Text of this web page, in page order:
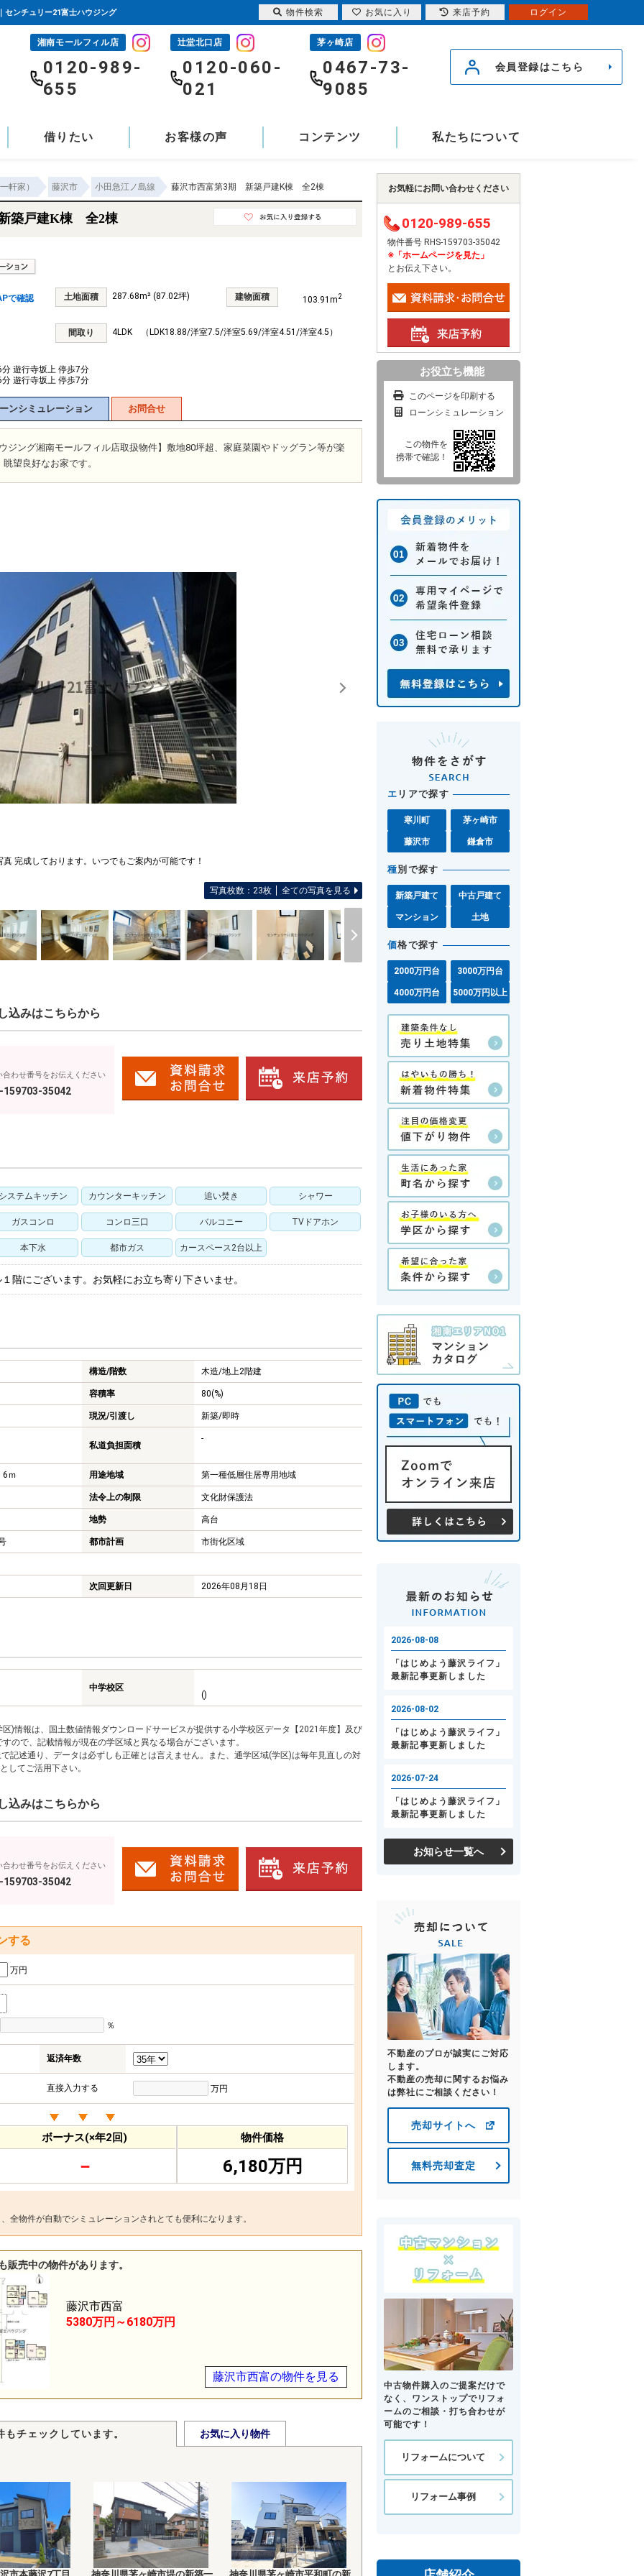
ンチュリー21富士ハウジング
湘南モールフィル店
0120-989-
655
辻堂北口店
0120-060-
021
茅ヶ崎店
0467-73-
9085
会員登録はこちら
借りたい お客様の声 コンテンツ 私たちについて
軒家） 藤沢市 小田急江ノ島線 藤沢市西富第3期 新築戸建K棟 全2棟
築戸建K棟 全2棟
で確認 土地面積 287.68m² (87.02坪) 建物面積 103.91m2
間取り 4LDK （LDK18.88/洋室7.5/洋室5.69/洋室4.51/洋室4.5）
遊行寺坂上 停歩7分
遊行寺坂上 停歩7分
ンシミュレーション お問合せ
ジング湘南モールフィル店取扱物件】敷地80坪超、家庭菜園やドッグラン等が楽
望良好なお家です。
真 完成しております。いつでもご案内が可能です！
写真枚数：23枚 全ての写真を見る
込みはこちらから
合わせ番号をお伝えください
159703-35042
ステムキッチン カウンターキッチン 追い焚き シャワー
ガスコンロ コンロ三口 バルコニー TVドアホン
本下水 都市ガス カースペース2台以上
階にございます。お気軽にお立ち寄り下さいませ。
構造/階数 木造/地上2階建
容積率 80(%)
現況/引渡し 新築/即時
私道負担面積
-
6ｍ 用途地域 第一種低層住居専用地域
法令上の制限 文化財保護法
地勢 高台
都市計画 市街化区域
次回更新日 2026年08月18日
中学校区
()
)情報は、国土数値情報ダウンロードサービスが提供する小学校区データ【2021年度】及び
ので、記載情報が現在の学区域と異なる場合がございます。
記述通り、データは必ずしも正確とは言えません。また、通学区域(学区)は毎年見直しの対
してご活用下さい。
込みはこちらから
合わせ番号をお伝えください
159703-35042
する
万円
％
返済年数
直接入力する 万円
ボーナス(×年2回)
－
物件価格
6,180万円
全物件が自動でシミュレーションされとても便利になります。
売中の物件があります。
藤沢市西富の物件を見る
藤沢市西富
5380万円～6180万円
チェックしています。 お気に入り物件
お気軽にお問い合わせください
0120-989-655
物件番号 RHS-159703-35042
※「ホームページを見た」
とお伝え下さい。
お役立ち機能
このページを印刷する
ローンシミュレーション
この物件を
携帯で確認！
エ リアで探す
寒川町 茅ヶ崎市
藤沢市 鎌倉市
種別で探す
新築戸建て 中古戸建て
マンション 土地
価格で探す
2000万円台 3000万円台
4000万円台 5000万円以上
お知らせ一覧へ
不動産のプロが誠実にご対応
します。
不動産の売却に関するお悩み
は弊社にご相談ください！
売却サイトへ
無料売却査定
中古物件購入のご提案だけで
なく、ワンストップでリフォ
ームのご相談・打ち合わせが
可能です！
リフォームについて
リフォーム事例
物件検索 お気に入り 来店予約 ログイン